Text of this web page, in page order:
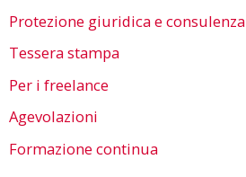
Protezione giuridica e consulenza
Tessera stampa
Per i freelance
Agevolazioni
Formazione continua